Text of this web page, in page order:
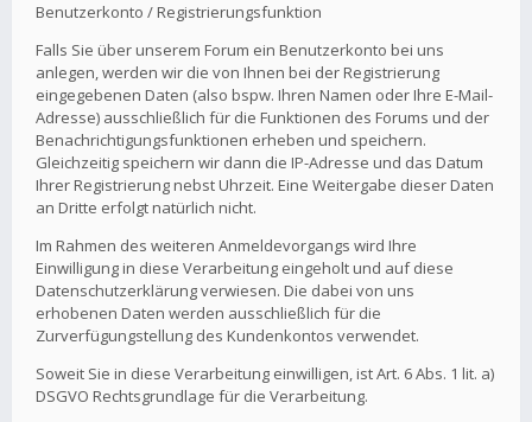
Benutzerkonto / Registrierungsfunktion
Falls Sie über unserem Forum ein Benutzerkonto bei uns
anlegen, werden wir die von Ihnen bei der Registrierung
eingegebenen Daten (also bspw. Ihren Namen oder Ihre E-Mail-
Adresse) ausschließlich für die Funktionen des Forums und der
Benachrichtigungsfunktionen erheben und speichern.
Gleichzeitig speichern wir dann die IP-Adresse und das Datum
Ihrer Registrierung nebst Uhrzeit. Eine Weitergabe dieser Daten
an Dritte erfolgt natürlich nicht.
Im Rahmen des weiteren Anmeldevorgangs wird Ihre
Einwilligung in diese Verarbeitung eingeholt und auf diese
Datenschutzerklärung verwiesen. Die dabei von uns
erhobenen Daten werden ausschließlich für die
Zurverfügungstellung des Kundenkontos verwendet.
Soweit Sie in diese Verarbeitung einwilligen, ist Art. 6 Abs. 1 lit. a)
DSGVO Rechtsgrundlage für die Verarbeitung.